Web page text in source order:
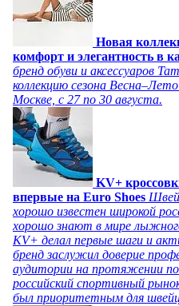
Новая
комфорт и элегантность в
бренд обуви и аксессуаров
коллекцию сезона
Москве, с 27 по 30 августа.
KV+
впервые на Euro Shoes
хорошо известен широкой
хорошо знают в мире
KV+ делал первые шаги и
бренд заслужил доверие
аудитории на протяжении
российский спортивный
был приоритетным для